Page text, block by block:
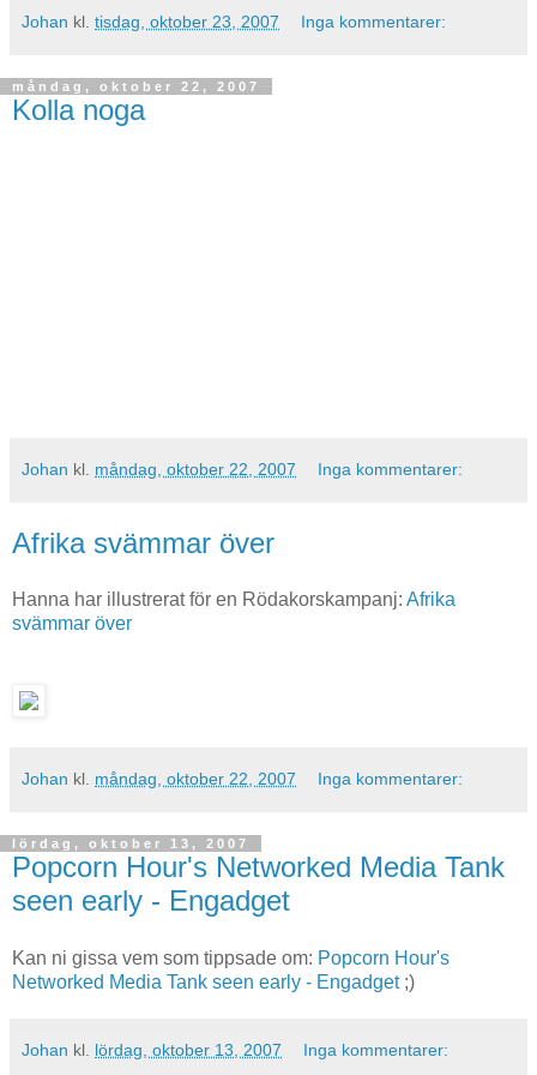
Johan kl. tisdag, oktober 23, 2007 Inga kommentarer:
måndag, oktober 22, 2007
Kolla noga
Johan kl. måndag, oktober 22, 2007 Inga kommentarer:
Afrika svämmar över
Hanna har illustrerat för en Rödakorskampanj: Afrika
svämmar över
Johan kl. måndag, oktober 22, 2007 Inga kommentarer:
lördag, oktober 13, 2007
Popcorn Hour's Networked Media Tank
seen early - Engadget
Kan ni gissa vem som tippsade om: Popcorn Hour's
Networked Media Tank seen early - Engadget;)
Johan kl. lördag, oktober 13, 2007 Inga kommentarer: